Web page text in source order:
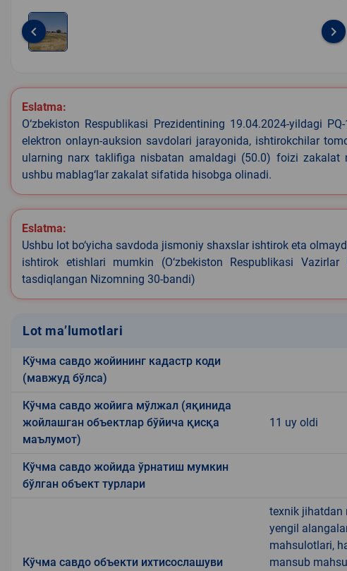
of
1
keyboard_arrow_left keyboard_arrow_right
Eslatma:
O‘zbekiston Respublikasi Prezidentining 19.04.2024-yildagi
elektron onlayn-auksion savdolari jarayonida, ishtirokchilar
ularning narx taklifiga nisbatan amaldagi (50.0) foizi
ushbu mablag‘lar zakalat sifatida hisobga olinadi.
Eslatma:
Ushbu lot bo‘yicha savdoda jismoniy shaxslar ishtirok eta
ishtirok etishlari mumkin (O‘zbekiston Respublikasi
tasdiqlangan Nizomning 30-bandi)
Lot ma’lumotlari
Кўчма савдо жойининг кадастр коди
(мавжуд бўлса)
Кўчма савдо жойига мўлжал (яқинида
жойлашган объектлар бўйича қисқа
маълумот)
11 uy oldi
Кўчма савдо жойида ўрнатиш мумкин
бўлган объект турлари
Кўчма савдо объекти ихтисослашуви
texnik jihatdan
yengil
mahsulotlari,
mansub